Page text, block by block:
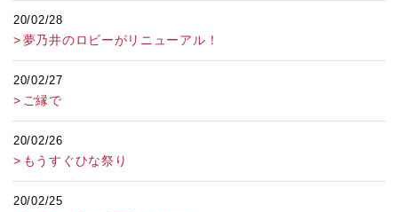
20/02/28
夢乃井のロビーがリニューアル！
20/02/27
ご縁で
20/02/26
もうすぐひな祭り
20/02/25